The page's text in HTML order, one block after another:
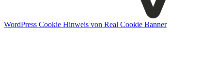
WordPress Cookie Hinweis von Real Cookie Banner